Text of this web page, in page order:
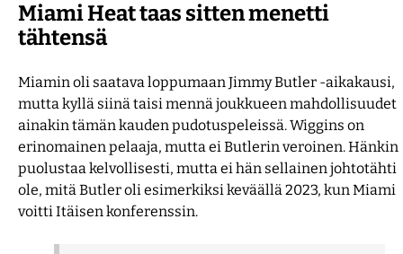
Miami Heat taas sitten menetti
tähtensä
Miamin oli saatava loppumaan Jimmy Butler -aikakausi,
mutta kyllä siinä taisi mennä joukkueen mahdollisuudet
ainakin tämän kauden pudotuspeleissä. Wiggins on
erinomainen pelaaja, mutta ei Butlerin veroinen. Hänkin
puolustaa kelvollisesti, mutta ei hän sellainen johtotähti
ole, mitä Butler oli esimerkiksi keväällä 2023, kun Miami
voitti Itäisen konferenssin.